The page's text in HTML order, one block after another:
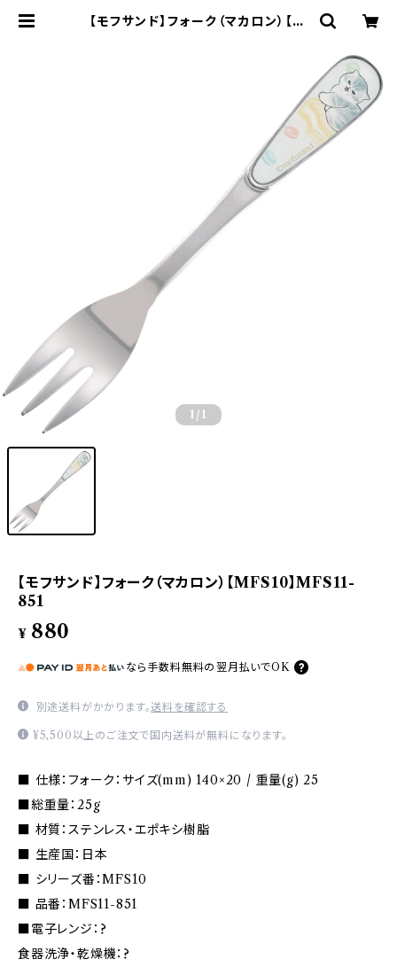
【モフサンド】フォーク（マカロン）【M
1 /1
【モフサンド】フォーク（マカロン）【MFS10】MFS11-
851
¥ 880
なら 手数料無料の 翌月払いでOK
別途送料がかかります。送料を確認する
¥5,500以上のご注文で国内送料が無料になります。
■ 仕様：フォーク：サイズ(mm) 140×20 / 重量(g) 25
■総重量：25g
■ 材質：ステンレス・エポキシ樹脂
■ 生産国：日本
■ シリーズ番：MFS10
■ 品番：MFS11-851
■電子レンジ：?
食器洗浄・乾燥機：?